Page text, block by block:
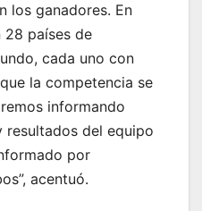
los ganadores. En
países de
cada uno con
la competencia se
informando
del equipo
por
acentuó.